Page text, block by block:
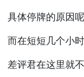
具体停牌的原因
而在短短几个小
差评君在这里就